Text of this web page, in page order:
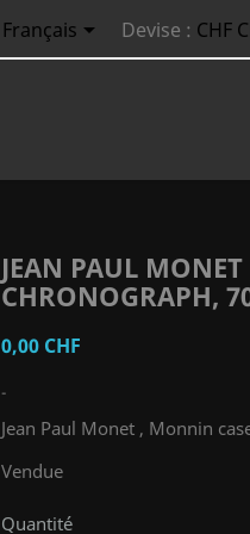
Français Devise : CHF
JEAN PAUL
CHRONOGRAPH,
0,00 CHF
-
Jean Paul Monet , Monnin
Vendue
Quantité